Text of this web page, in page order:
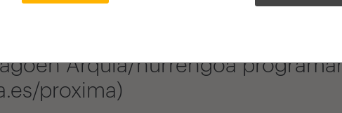
bi urtez behin eta arquia/
ematen die 10 urte baino
Arquia/hurrengoa
proxima)